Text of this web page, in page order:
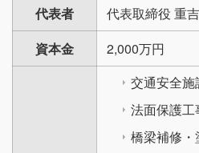
代表者
代表取締役 重
資本金
2,000万円
交通安全
法面保護工
橋梁補修